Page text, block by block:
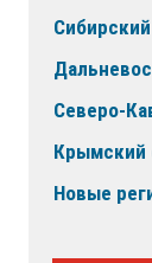
Северо-
Крымский
Новые